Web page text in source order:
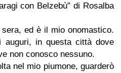
con Belzebù” di Rosalba
ed è il mio onomastico.
auguri, in questa città dove
non conosco nessuno.
nel mio piumone, guarderò